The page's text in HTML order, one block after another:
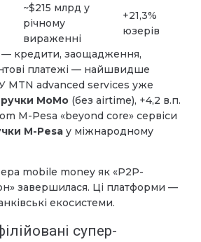
~$215 млрд у
річному
вираженні
+21,3%
юзерів
— кредити, заощадження,
платежі — найшвидше
MTN advanced services уже
MoMo (без airtime), +4,2 в.п.
M-Pesa «beyond core» сервіси
M-Pesa у міжнародному
mobile money як «P2P-
завершилася. Ці платформи —
екосистеми.
супер-